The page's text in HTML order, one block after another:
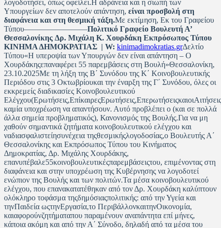
λογοδοτήσει, όπως οφείλει.Η αδράνεια και η σιωπή των
Υπουργείων δεν αποτελούν απάντηση, είναι προσβολή στη
διαφάνεια και στη θεσμική τάξη.Με εκτίμηση, Eκ του Γραφείου
Τύπου————————Πολιτικό Γραφείο Βουλευτή Α’
Θεσσαλονίκης Δρ. Μιχάλη Κ. Χουρδάκη Εκπρόσωπος Τύπου
ΚΙΝΗΜΑ ΔΗΜΟΚΡΑΤΙΑΣ | W: kinimadimokratias.grΔελτίο
Τύπου«Η υπεροψία των Υπουργών δεν είναι απάντηση – Ο
Χουρδάκηςεπαναφέρει 55 παρεμβάσεις στη Βουλή»Θεσσαλονίκη,
23.10.2025Με τη λήξη της Β΄ Συνόδου της Κ΄ Κοινοβουλευτικής
Περιόδου στις 3 Οκτωβρίουκαι την έναρξη της Γ΄ Συνόδου, όλες οι
εκκρεμείς διαδικασίες Κοινοβουλευτικού
καμία υποχρέωση να απαντήσουν. Αυτό προβλέπει ο (και σε πολλά
άλλα σημεία προβληματικός), Κανονισμός της Βουλής.Για να μη
χαθούν σημαντικά ζητήματα κοινοβουλευτικού ελέγχου και
ναδιασφαλιστείησυνέχεια τηςθεσμικήςλογοδοσίας,ο Βουλευτής Α΄
Θεσσαλονίκης και Εκπρόσωπος Τύπου του Κινήματος
Δημοκρατίας, Δρ. Μιχάλης Χουρδάκης,
επανυπέβαλε55κοινοβουλευτικέςπαρεμβάσειςτου, επιμένοντας στη
διαφάνεια και στην υποχρέωση της Κυβέρνησης να λογοδοτεί
ενώπιον της Βουλής και των πολιτών.Τα μέσα κοινοβουλευτικού
ελέγχου, που επανακατατέθηκαν από τον Δρ. Χουρδάκη καλύπτουν
ολόκληρο τοφάσμα τηςδημόσιαςπολιτικής: από την Υγεία και
τηνΠαιδεία ωςτηνΕργασία,το ΠεριβάλλονκαιτηνΟικονομία,
καιαφορούνζητήματαπου παραμένουν αναπάντητα επί μήνες,
κάποια ακόμη και από την Α΄ Σύνοδο, δηλαδή από τα μέσα του